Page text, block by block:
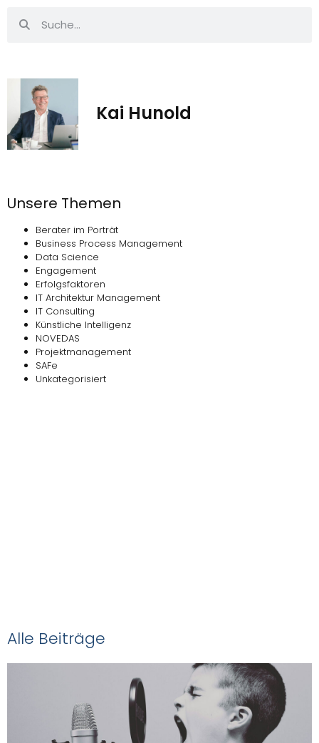
Kai Hunold
Unsere Themen
Berater im Porträt
Business Process Management
Data Science
Engagement
Erfolgsfaktoren
IT Architektur Management
IT Consulting
Künstliche Intelligenz
NOVEDAS
Projektmanagement
SAFe
Unkategorisiert
Alle Beiträge